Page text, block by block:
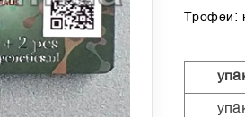
Трофеи: